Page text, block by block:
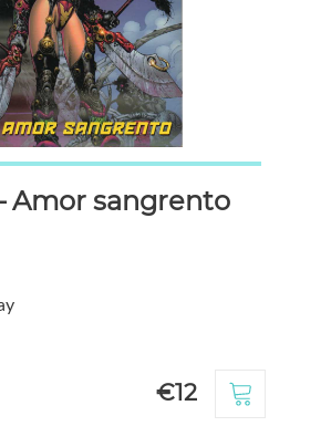
Amor sangrento
€12